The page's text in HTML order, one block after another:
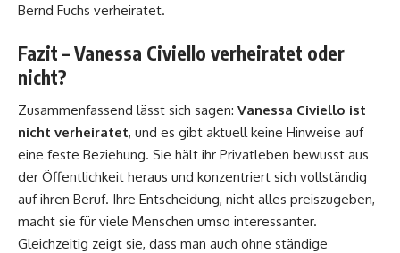
Bernd Fuchs verheiratet.
Fazit – Vanessa Civiello verheiratet oder
nicht?
Zusammenfassend lässt sich sagen: Vanessa Civiello ist
nicht verheiratet, und es gibt aktuell keine Hinweise auf
eine feste Beziehung. Sie hält ihr Privatleben bewusst aus
der Öffentlichkeit heraus und konzentriert sich vollständig
auf ihren Beruf. Ihre Entscheidung, nicht alles preiszugeben,
macht sie für viele Menschen umso interessanter.
Gleichzeitig zeigt sie, dass man auch ohne ständige